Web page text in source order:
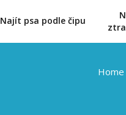
Najít psa podle čipu
Home